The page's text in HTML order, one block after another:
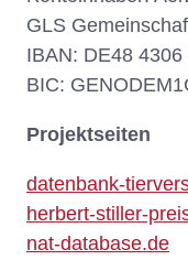
GLS
IBAN: DE48
BIC:
Projektseiten
datenbank-
herbert-stiller-
nat-database.de